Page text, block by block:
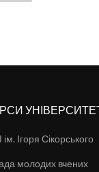
ім. Ігоря Сікорського
молодих вчених